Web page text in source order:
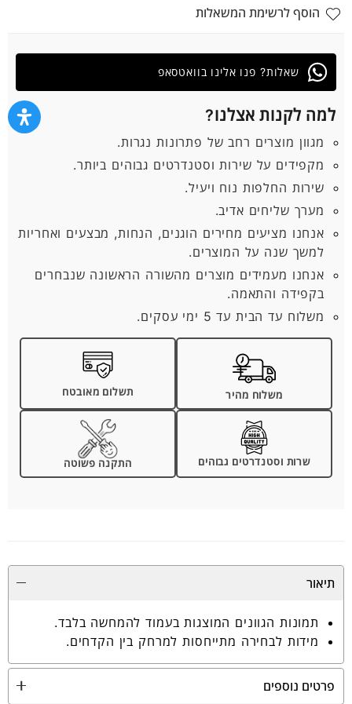
הוסף לרשימת המשאלות
למה לקנות אצלנו?
מגוון מוצרים רחב של פתרונות נגרות.
מקפידים על שירות וסטנדרטים גבוהים ביותר.
שירות החלפות נוח ויעיל.
מערך שליחים אדיב.
אנחנו מציעים מחירים הוגנים, הנחות, מבצעים ואחריות
למשך שנה על המוצרים.
אנחנו מעמידים מוצרים מהשורה הראשונה שנבחרים
בקפידה והתאמה.
משלוח עד הבית עד 5 ימי עסקים.
משלוח מהיר תשלום מאובטח
שרות וסטנדרטים גבוהים התקנה פשוטה
שאלות? פנו אלינו בוואטסאפ
תיאור
תמונות הגוונים המוצגות בעמוד להמחשה בלבד.
מידות לבחירה מתייחסות למרחק בין הקדחים.
פרטים נוספים